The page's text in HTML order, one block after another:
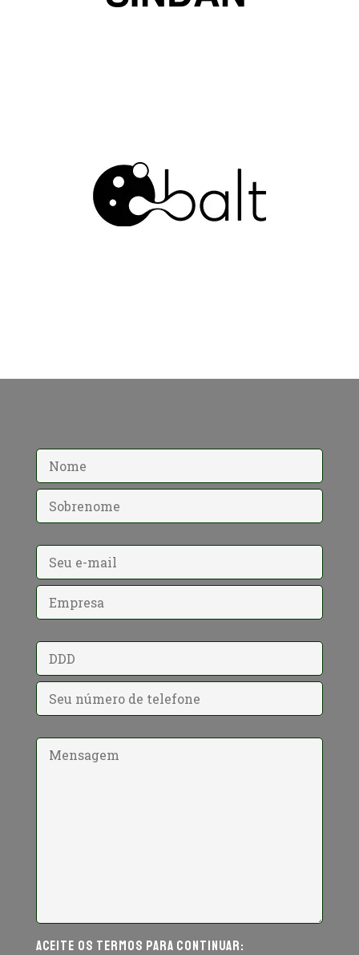
ACEITE OS TERMOS PARA CONTINUAR: